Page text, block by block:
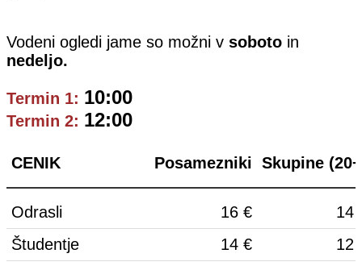
Vodeni ogledi jame so možni v soboto in
nedeljo.
Termin 1: 10:00
Termin 2: 12:00
CENIK Posamezniki Skupine
Odrasli 16 €
14
Študentje
14 €
12